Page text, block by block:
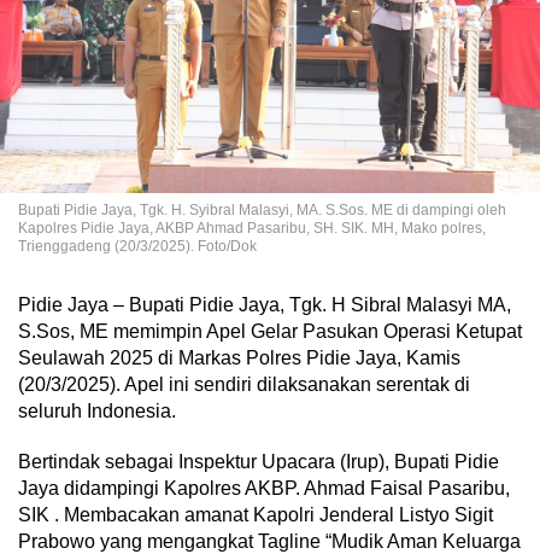
Bupati Pidie Jaya, Tgk. H. Syibral Malasyi, MA. S.Sos. ME di dampingi oleh
Kapolres Pidie Jaya, AKBP Ahmad Pasaribu, SH. SIK. MH, Mako polres,
Trienggadeng (20/3/2025). Foto/Dok
Pidie Jaya – Bupati Pidie Jaya, Tgk. H Sibral Malasyi MA,
S.Sos, ME memimpin Apel Gelar Pasukan Operasi Ketupat
Seulawah 2025 di Markas Polres Pidie Jaya, Kamis
(20/3/2025). Apel ini sendiri dilaksanakan serentak di
seluruh Indonesia.
Bertindak sebagai Inspektur Upacara (Irup), Bupati Pidie
Jaya didampingi Kapolres AKBP. Ahmad Faisal Pasaribu,
SIK . Membacakan amanat Kapolri Jenderal Listyo Sigit
Prabowo yang mengangkat Tagline “Mudik Aman Keluarga